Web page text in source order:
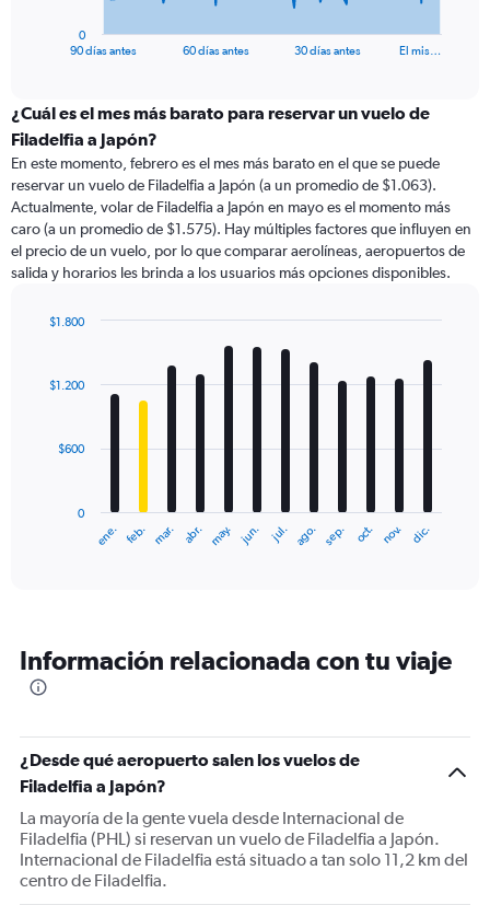
categories.
Range:
categories.
The
chart
has
1
Y
displaying
90 días antes 60 días antes 30 días antes El mis…
0
¿Cuál es el mes más barato para reservar un vuelo de
Filadelfia a Japón?
En este momento, febrero es el mes más barato en el que se puede
reservar un vuelo de Filadelfia a Japón (a un promedio de $1.063).
Actualmente, volar de Filadelfia a Japón en mayo es el momento más
caro (a un promedio de $1.575). Hay múltiples factores que influyen en
el precio de un vuelo, por lo que comparar aerolíneas, aeropuertos de
salida y horarios les brinda a los usuarios más opciones disponibles.
with
12
The
categories.
The
Y
axis
displaying
values.
Range:
0
to
ene. feb. mar. abr. may. jun. jul. ago. sep. oct. nov. dic.
0
$600
$1.200
$1.800
Información relacionada con tu viaje
¿Desde qué aeropuerto salen los vuelos de
Filadelfia a Japón?
La mayoría de la gente vuela desde Internacional de
Filadelfia (PHL) si reservan un vuelo de Filadelfia a Japón.
Internacional de Filadelfia está situado a tan solo 11,2 km del
centro de Filadelfia.